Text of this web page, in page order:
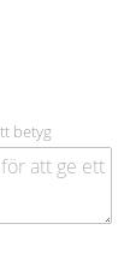
betyg